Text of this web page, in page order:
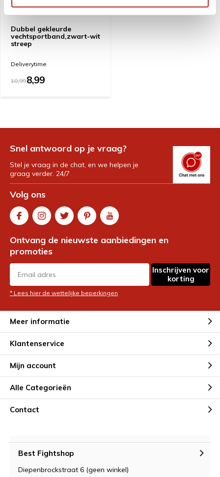
Dubbel gekleurde
vechtsportband,zwart-wit
streep
Deliverytime
10,998,99
Snel antwoord op je vraag?
Stel je vraag in de chat, en we helpen je
graag verder. 24/7
Volg ons
Ontvang de nieuwste aanbiedingen en
promoties
Inschrijven voor
korting
* Lees hier de wettelijke beperkingen
Meer informatie
Klantenservice
Mijn account
Alle Categorieën
Contact
Best Fightshop
Diepenbrockstraat 6 (geen winkel)